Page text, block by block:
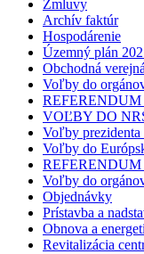
Zmluvy
Archív faktúr
Hospodárenie
Územný plán
Obchodná
Voľby do
REFERENDUM
VOĽBY DO
Voľby
Voľby do
REFERENDUM
Voľby do
Objednávky
Prístavba a
Obnova a
Revitalizácia